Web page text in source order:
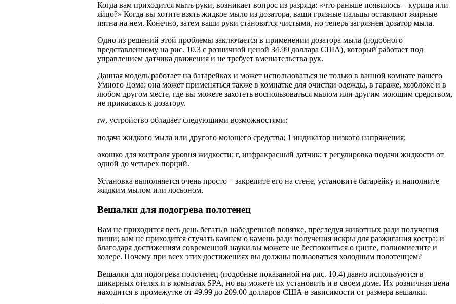
Когда вам приходится мыть руки, возникает вопрос из разряда: «что раньше появилось – курица или
яйцо?» Когда вы хотите взять жидкое мыло из дозатора, ваши грязные пальцы оставляют жирные
пятна на нем. Конечно, затем ваши руки становятся чистыми, но теперь загрязнен дозатор мыла.
Одно из решений этой проблемы заключается в применении дозатора мыла (подоб­ного
представленному на рис. 10.3 с розничной ценой 34.99 доллара США), который работает под
управлением датчика движения и не требует вмешательства рук.
Данная модель работает на батарейках и может использоваться не только в ванной комнате вашего
Умного Дома; она может применяться также в комнатке для очистки одежды, в гараже, хозблоке и в
любом другом месте, где вы можете захотеть восполь­зоваться мылом или другим моющим средством,
не прикасаясь к дозатору.
rw, устройство обладает следующими возможностями:
подача жидкого мыла или другого моющего средства; 1 индикатор низкого напряжения;
окошко для контроля уровня жидкости; г, инфракрасный датчик; т регулировка подачи жидкости от
одной до четырех порций.
Установка выполняется очень просто – закрепите его на стене, установите батарей­ку и наполните
жидким мылом или лосьоном.
Вешалки для подогрева полотенец
Вам не приходится весь день бегать в набедренной повязке, преследуя животных ради получения
пищи; вам не приходится стучать камнем о камень ради получения искры для разжигания костра; и
благодаря достижениям современной науки вы можете не беспокоиться о цинге, полиомиелите и
холере. Почему при всех этих дос­тижениях вы должны пользоваться холодным полотенцем?
Вешалки для подогрева полотенец (подобные показанной на рис. 10.4) давно используются в
шикарных отелях и в комнатах SPA, но вы можете их установить и в своем доме. Их розничная цена
находится в промежутке от 49.99 до 209.00 долларов США в зависимости от размера вешалки.